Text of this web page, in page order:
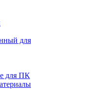
для
для ПК